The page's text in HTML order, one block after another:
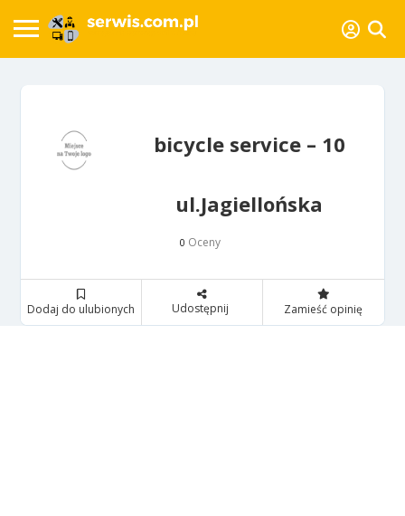
bicycle service – 10
ul.Jagiellońska
0 Oceny
Dodaj do ulubionych Udostępnij Zamieść opinię